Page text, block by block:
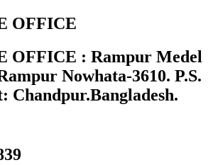
OFFICE
OFFICE : Rampur Medel
Nowhata-3610. P.S.
Chandpur.Bangladesh.